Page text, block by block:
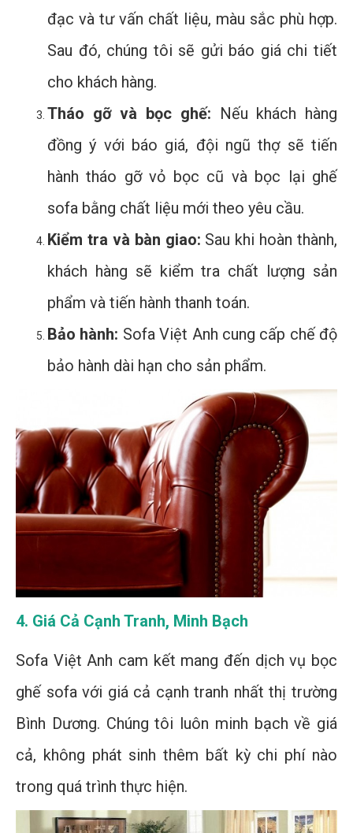
đạc và tư vấn chất liệu, màu sắc phù hợp.
Sau đó, chúng tôi sẽ gửi báo giá chi tiết
cho khách hàng.
Tháo gỡ và bọc ghế: Nếu khách hàng
đồng ý với báo giá, đội ngũ thợ sẽ tiến
hành tháo gỡ vỏ bọc cũ và bọc lại ghế
sofa bằng chất liệu mới theo yêu cầu.
Kiểm tra và bàn giao: Sau khi hoàn thành,
khách hàng sẽ kiểm tra chất lượng sản
phẩm và tiến hành thanh toán.
Bảo hành: Sofa Việt Anh cung cấp chế độ
bảo hành dài hạn cho sản phẩm.
4. Giá Cả Cạnh Tranh, Minh Bạch
Sofa Việt Anh cam kết mang đến dịch vụ bọc
ghế sofa với giá cả cạnh tranh nhất thị trường
Bình Dương. Chúng tôi luôn minh bạch về giá
cả, không phát sinh thêm bất kỳ chi phí nào
trong quá trình thực hiện.